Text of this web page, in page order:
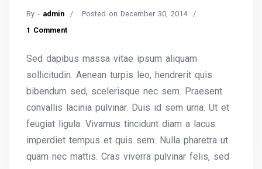
By - admin Posted on December 30, 2014
1 Comment
Sed dapibus massa vitae ipsum aliquam
sollicitudin. Aenean turpis leo, hendrerit quis
bibendum sed, scelerisque nec sem. Praesent
convallis lacinia pulvinar. Duis id sem urna. Ut et
feugiat ligula. Vivamus tincidunt diam a lacus
imperdiet tempus et quis sem. Nulla pharetra ut
quam nec mattis. Cras viverra pulvinar felis, sed